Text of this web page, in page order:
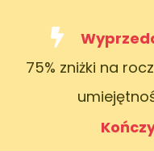
75% zniżki na
Kursy